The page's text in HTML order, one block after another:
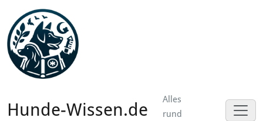
content
Hunde-Wissen.de
Alles
rund